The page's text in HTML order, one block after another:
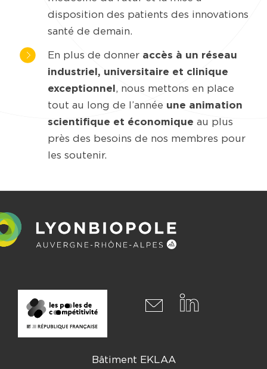
disposition des patients des innovations
santé de demain.
En plus de donner accès à un réseau
industriel, universitaire et clinique
exceptionnel , nous mettons en place
tout au long de l’année une animation
scientifique et économique au plus
près des besoins de nos membres pour
les soutenir.
Bâtiment EKLAA